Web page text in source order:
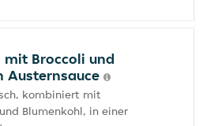
mit Broccoli und
Austernsauce
kombiniert mit
Blumenkohl, in einer